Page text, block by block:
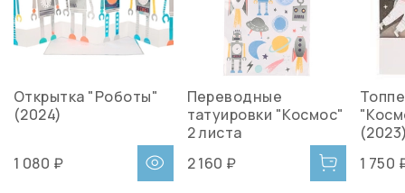
Открытка "Роботы"
(2024)
1 080 ₽
Переводные
татуировки "Космос"
2 листа
2 160 ₽
1 750